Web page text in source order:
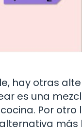
hay otras
es una
Por
más